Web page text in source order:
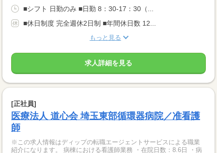
■シフト 日勤のみ ■日勤 8：30-17：30（...
■休日制度 完全週休2日制 ■年間休日数 12...
もっと見る
求人詳細を見る
[正社員]
医療法人 道心会 埼玉東部循環器病院／准看護
師
※この求人情報はディップの転職エージェントサービスによる職業
紹介になります。 病棟における看護師業務 ・在院日数：8.6日 ・病